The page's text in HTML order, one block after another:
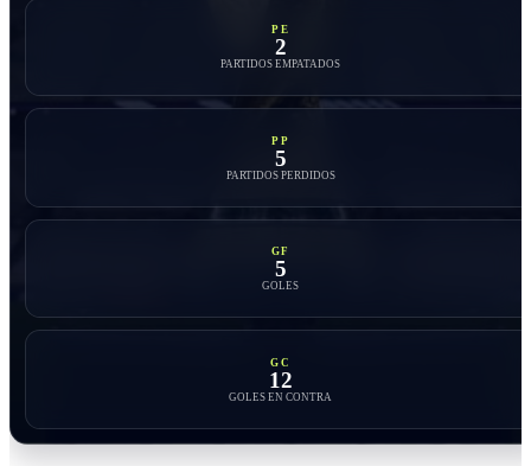
PE
2
PARTIDOS EMPATADOS
PP
5
PARTIDOS PERDIDOS
GF
5
GOLES
GC
12
GOLES EN CONTRA